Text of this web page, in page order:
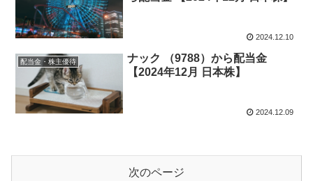
2024.12.10
配当金・株主優待
ナック （9788）から配当金
【2024年12月 日本株】
2024.12.09
次のページ